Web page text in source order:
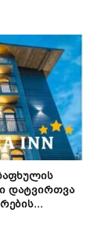
დატვირთვა